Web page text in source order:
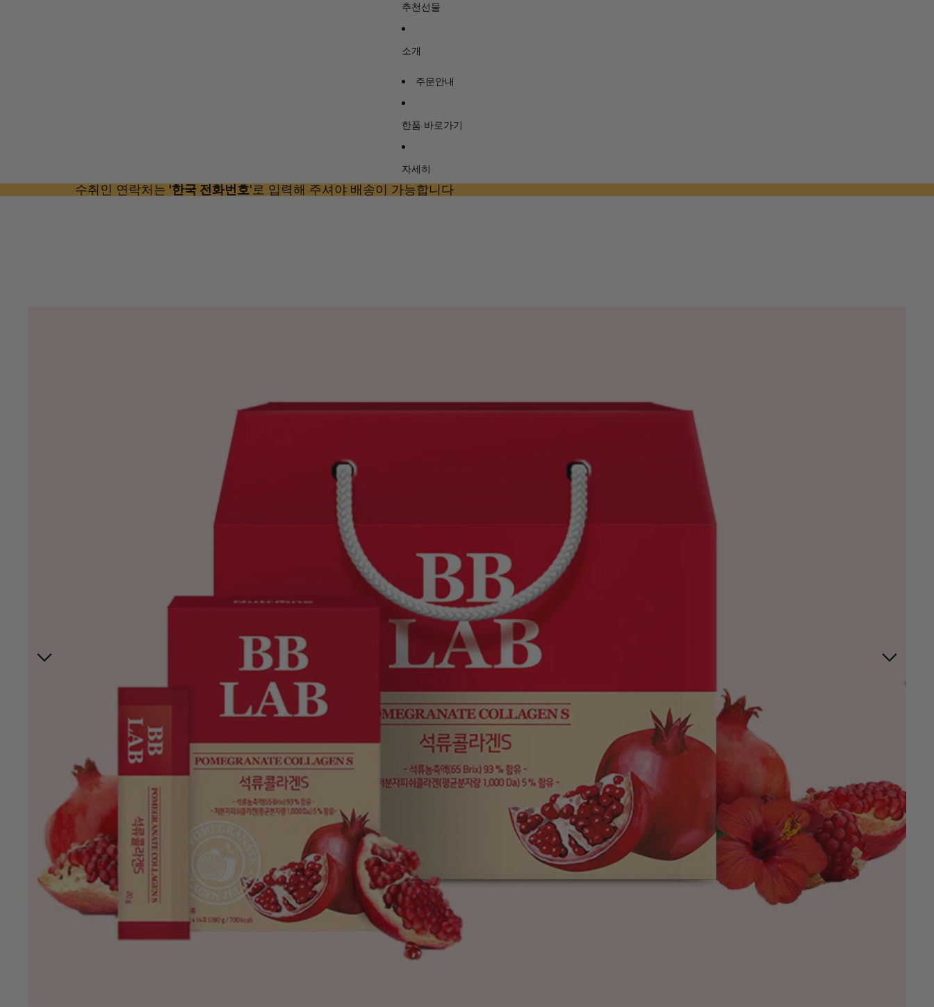
추천선물
소개
주문안내
한품 바로가기
자세히
수취인 연락처는 '한국 전화번호'로 입력해 주셔야 배송이 가능합니다